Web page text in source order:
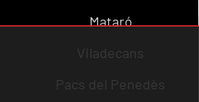
Mataró
Viladecans
Pacs del Penedès